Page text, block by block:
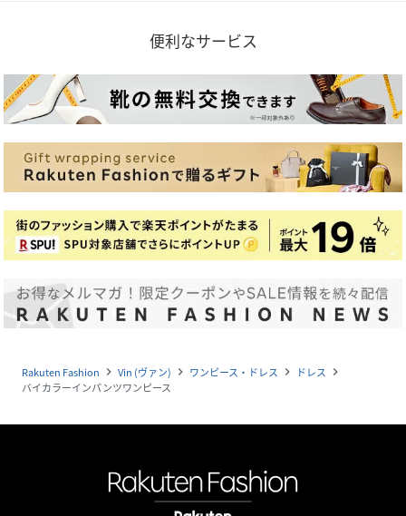
便利なサービス
Rakuten Fashion navigate_next Vin (ヴァン) navigate_next ワンピース・ドレス navigate_next ドレス navigate_next
バイカラーインパンツワンピース